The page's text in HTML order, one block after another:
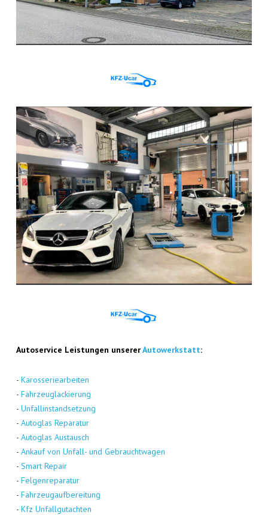
Auto­ser­vice Leis­tun­gen unse­rerAuto­werk­statt:
- Karos­se­rie­ar­bei­ten
- Fahr­zeug­la­ckie­rung
- Unfall­in­stand­set­zung
- Auto­glas Repa­ra­tur
- Auto­glas Aus­tausch
- Ankauf von Unfall- und Gebraucht­wa­gen
- Smart Repair
- Fel­gen­re­pa­ra­tur
- Fahr­zeug­auf­be­rei­tung
- Kfz Unfall­gut­ach­ten